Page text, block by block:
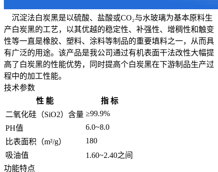
沉淀法白炭黑是以硫酸、盐酸或CO₂与水玻璃为基本原料生
产白炭黑的工艺，以其优越的稳定性、补强性、增稠性和触变
性等一直是橡胶、塑料、涂料等制品的重要填料之一，从而具
有广泛的用途。该产品是我公司通过有机表面干法改性大幅提
高了白炭黑的性能优势，同时提高个白炭黑在下游制品生产过
程中的加工性能。
技术参数
性 能
指 标
二氧化硅（SiO2）含量 ≥99.9%
PH值
6.0~8.0
比表面积（m²/g）
180
吸油值
‌1.60~2.40之间
功能特点